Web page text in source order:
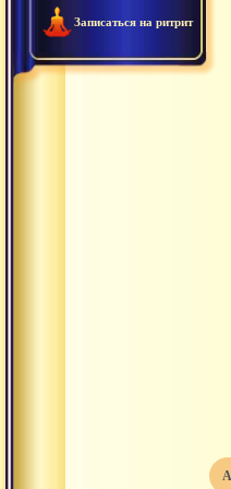
Записаться на ритрит